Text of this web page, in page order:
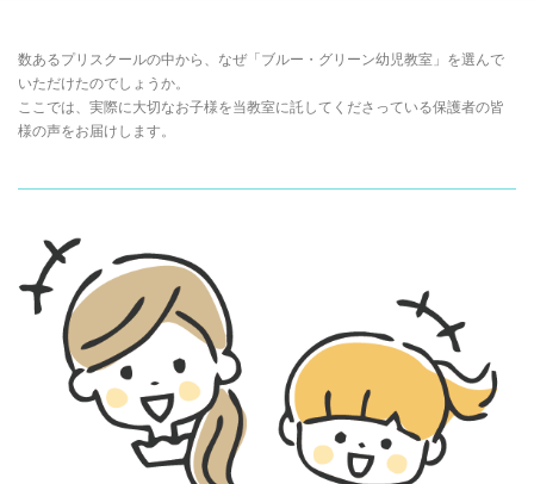
お問合せ
数あるプリスクールの中から、なぜ「ブルー・グリーン幼児教室」を選んで
いただけたのでしょうか。
ここでは、実際に大切なお子様を当教室に託してくださっている保護者の皆
様の声をお届けします。